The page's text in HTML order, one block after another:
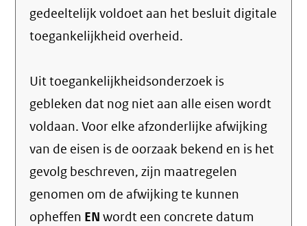
gedeeltelijk voldoet aan het besluit digitale
toegankelijkheid overheid.
Uit toegankelijkheidsonderzoek is
gebleken dat nog niet aan alle eisen wordt
voldaan. Voor elke afzonderlijke afwijking
van de eisen is de oorzaak bekend en is het
gevolg beschreven, zijn maatregelen
genomen om de afwijking te kunnen
opheffen EN wordt een concrete datum